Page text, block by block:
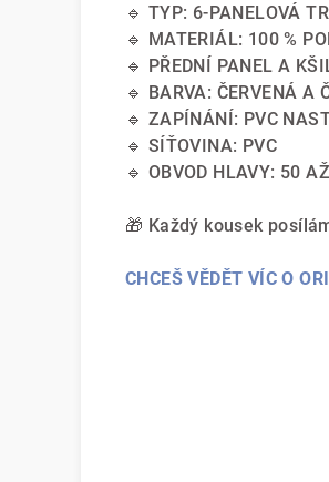
🔹 TYP: 6-PANELOVÁ
🔹 MATERIÁL: 100 %
🔹 PŘEDNÍ PANEL A
🔹 BARVA: ČERVENÁ A
🔹 ZAPÍNÁNÍ: PVC
🔹 SÍŤOVINA: PVC
🔹 OBVOD HLAVY: 50
🎁 Každý kousek
CHCEŠ VĚDĚT VÍC O